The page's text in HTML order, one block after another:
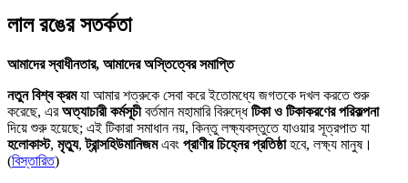
লাল রঙের সতর্কতা
আমাদের স্বাধীনতার, আমাদের অস্তিত্বের সমাপ্তি
নতুন বিশ্ব ক্রমযা আমার শত্রুকে সেবা করে ইতোমধ্যে জগতকে দখল করতে শুরু
করেছে, এরঅত্যাচারী কর্মসূচীবর্তমান মহামারি বিরুদ্ধেটিকা ও টিকাকরণের পরিকল্পনা
দিয়ে শুরু হয়েছে; এই টিকারা সমাধান নয়, কিন্তু লক্ষ্যবস্তুতে যাওয়ার সূত্রপাত যা
হলোকাস্ট, মৃত্যু,ট্রান্সহিউমানিজমএবং প্রাণীর চিহ্নের প্রতিষ্ঠাহবে, লক্ষ্য মানুষ।
(বিস্তারিত)